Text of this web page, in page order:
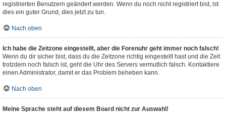
registrierten Benutzern geändert werden. Wenn du noch nicht registriert bist, ist
dies ein guter Grund, dies jetzt zu tun.
Nach oben
Ich habe die Zeitzone eingestellt, aber die Forenuhr geht immer noch falsch!
Wenn du dir sicher bist, dass du die Zeitzone richtig eingestellt hast und die Zeit
trotzdem noch falsch ist, geht die Uhr des Servers vermutlich falsch. Kontaktiere
einen Administrator, damit er das Problem beheben kann.
Nach oben
Meine Sprache steht auf diesem Board nicht zur Auswahl!